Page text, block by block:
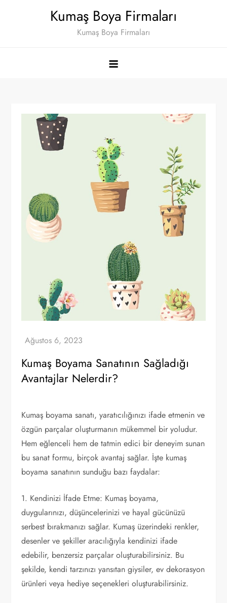
Kumaş Boya Firmaları
Kumaş Boya Firmaları
Kumaş Boyama Sanatının Sağladığı
Avantajlar Nelerdir?
Kumaş boyama sanatı, yaratıcılığınızı ifade etmenin ve
özgün parçalar oluşturmanın mükemmel bir yoludur.
Hem eğlenceli hem de tatmin edici bir deneyim sunan
bu sanat formu, birçok avantaj sağlar. İşte kumaş
boyama sanatının sunduğu bazı faydalar:
1. Kendinizi İfade Etme: Kumaş boyama,
duygularınızı, düşüncelerinizi ve hayal gücünüzü
serbest bırakmanızı sağlar. Kumaş üzerindeki renkler,
desenler ve şekiller aracılığıyla kendinizi ifade
edebilir, benzersiz parçalar oluşturabilirsiniz. Bu
şekilde, kendi tarzınızı yansıtan giysiler, ev dekorasyon
ürünleri veya hediye seçenekleri oluşturabilirsiniz.